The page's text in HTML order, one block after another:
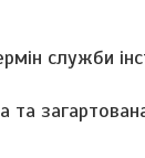
служби